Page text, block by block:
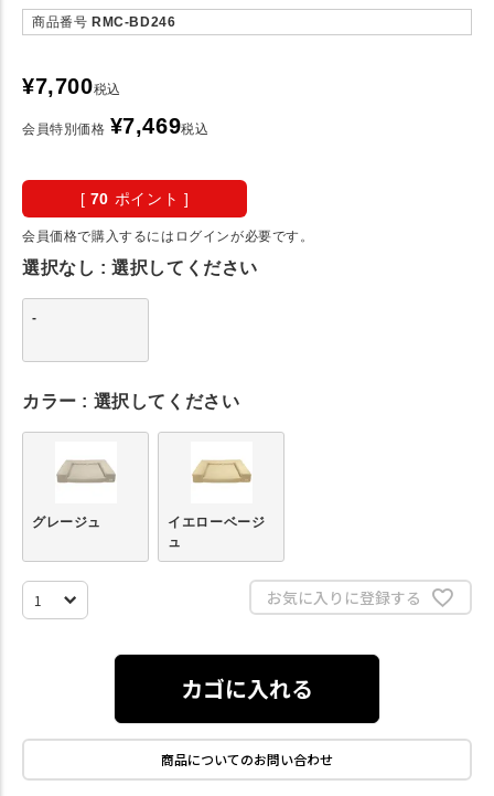
商品番号 RMC-BD246
¥7,700税込
会員特別価格 ¥7,469税込
[ 70 ポイント ]
会員価格で購入するにはログインが必要です。
選択なし 選択してください
-
カラー 選択してください
グレージュ
イエローベージ
ュ
お気に入りに登録する
カゴに入れる
商品についてのお問い合わせ